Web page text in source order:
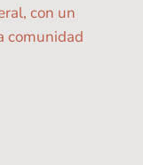
con un
comunidad